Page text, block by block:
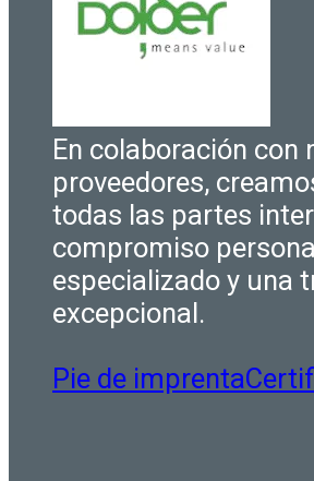
En colaboración con
proveedores,
todas las partes
compromiso
especializado y una
excepcional.
Pie de imprenta